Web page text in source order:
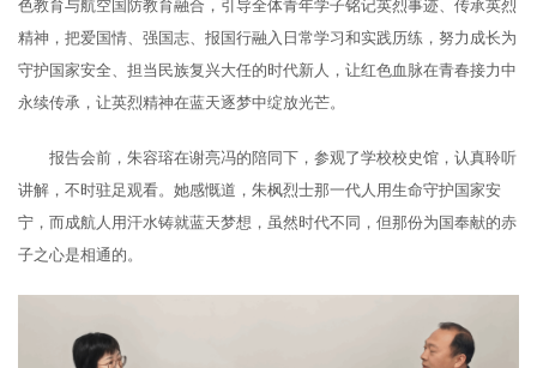
色教育与航空国防教育融合，引导全体青年学子铭记英烈事迹、传承英烈
精神，把爱国情、强国志、报国行融入日常学习和实践历练，努力成长为
守护国家安全、担当民族复兴大任的时代新人，让红色血脉在青春接力中
永续传承，让英烈精神在蓝天逐梦中绽放光芒。
报告会前，朱容瑢在谢亮冯的陪同下，参观了学校校史馆，认真聆听
讲解，不时驻足观看。她感慨道，朱枫烈士那一代人用生命守护国家安
宁，而成航人用汗水铸就蓝天梦想，虽然时代不同，但那份为国奉献的赤
子之心是相通的。